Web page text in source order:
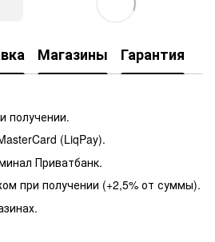
Магазины Гарантия
получении.
(LiqPay).
Приватбанк.
при получении (+2,5% от суммы).